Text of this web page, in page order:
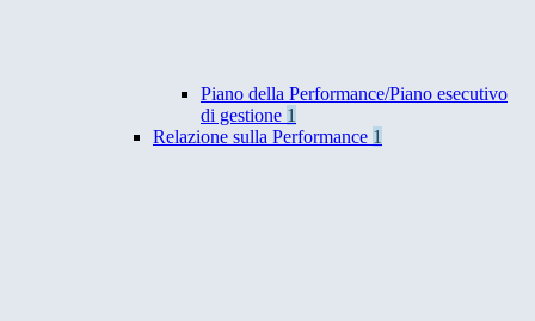
Piano della Performance/Piano esecutivo
di gestione 1
Relazione sulla Performance 1